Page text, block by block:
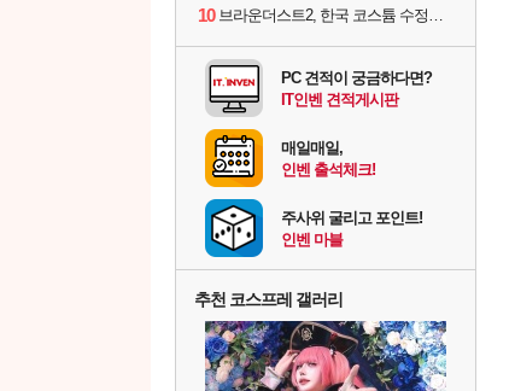
10 브라운더스트2, 한국 코스튬 수정… 이준희 PD "안 하면 서비스 지속 불가"
PC 견적이 궁금하다면?
IT인벤 견적게시판
매일매일,
인벤 출석체크!
주사위 굴리고 포인트!
인벤 마블
추천 코스프레 갤러리